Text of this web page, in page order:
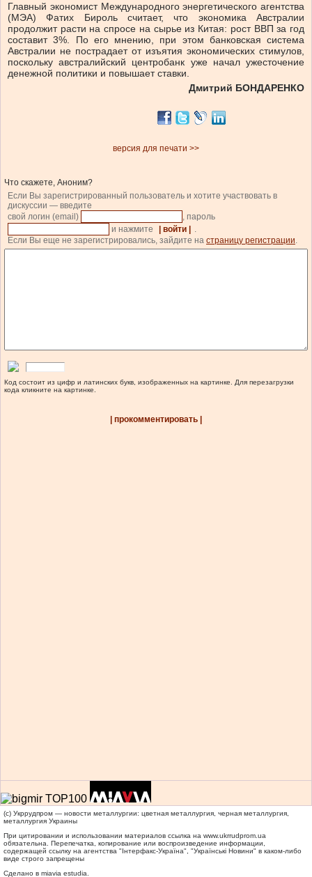
Главный экономист Международного энергетического агентства
(МЭА) Фатих Бироль считает, что экономика Австралии
продолжит расти на спросе на сырье из Китая: рост ВВП за год
составит 3%. По его мнению, при этом банковская система
Австралии не пострадает от изъятия экономических стимулов,
поскольку австралийский центробанк уже начал ужесточение
денежной политики и повышает ставки.
Дмитрий БОНДАРЕНКО
версия для печати >>
Что скажете, Аноним?
Если Вы зарегистрированный пользователь и хотите участвовать в
дискуссии — введите
свой логин (email)
, пароль
и нажмите
| войти |
.
Если Вы еще не зарегистрировались, зайдите на страницу регистрации.
Код состоит из цифр и латинских букв, изображенных на картинке. Для перезагрузки
кода кликните на картинке.
| прокомментировать |
(c) Укррудпром — новости металлургии: цветная металлургия, черная металлургия,
металлургия Украины
При цитировании и использовании материалов ссылка на www.ukrrudprom.ua
обязательна. Перепечатка, копирование или воспроизведение информации,
содержащей ссылку на агентства "Iнтерфакс-Україна", "Українськi Новини" в каком-либо
виде строго запрещены
Сделано в miavia estudia.